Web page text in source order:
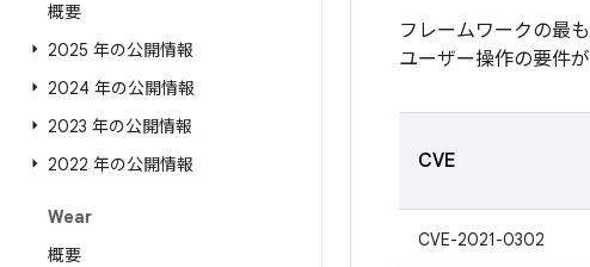
概要
2025 年の公開情報
2024 年の公開情報
2023 年の公開情報
2022 年の公開情報
Wear
概要
フレームワークの最
ユーザー操作の要件
CVE
CVE-2021-0302